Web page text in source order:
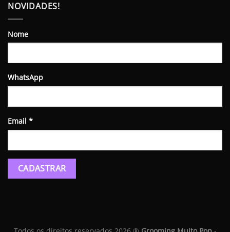
NOVIDADES!
Nome
WhatsApp
Email *